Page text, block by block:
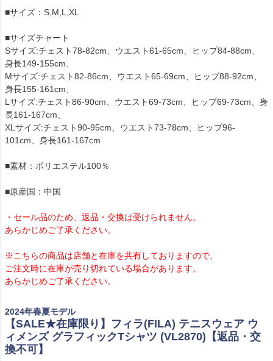
■サイズ：S,M,L,XL
■サイズチャート
Sサイズ:チェスト78-82cm、ウエスト61-65cm、ヒップ84-88cm、
身長149-155cm、
Mサイズ:チェスト82-86cm、ウエスト65-69cm、ヒップ88-92cm、
身長155-161cm、
Lサイズ:チェスト86-90cm、ウエスト69-73cm、ヒップ69-73cm、身
長161-167cm、
XLサイズ:チェスト90-95cm、ウエスト73-78cm、ヒップ96-
101cm、身長161-167cm
■素材：ポリエステル100％
■原産国：中国
・セール品のため、返品・交換は受けられません。
あらかじめご了承ください。
※こちらの商品は店舗と在庫を共有しておりますので、
ご注文時に在庫が売り切れている場合があります。
あらかじめご了承ください。
2024年春夏モデル
【SALE★在庫限り】フィラ(FILA) テニスウェア ウ
ィメンズ グラフィックTシャツ (VL2870)【返品・交
換不可】